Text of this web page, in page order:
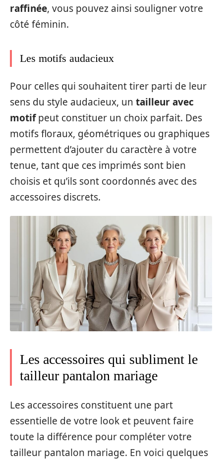
raffinée, vous pouvez ainsi souligner votre
côté féminin.
Les motifs audacieux
Pour celles qui souhaitent tirer parti de leur
sens du style audacieux, un tailleur avec
motifpeut constituer un choix parfait. Des
motifs floraux, géométriques ou graphiques
permettent d’ajouter du caractère à votre
tenue, tant que ces imprimés sont bien
choisis et qu’ils sont coordonnés avec des
accessoires discrets.
Les accessoires qui subliment le
tailleur pantalon mariage
Les accessoires constituent une part
essentielle de votre look et peuvent faire
toute la différence pour compléter votre
tailleur pantalon mariage. En voici quelques